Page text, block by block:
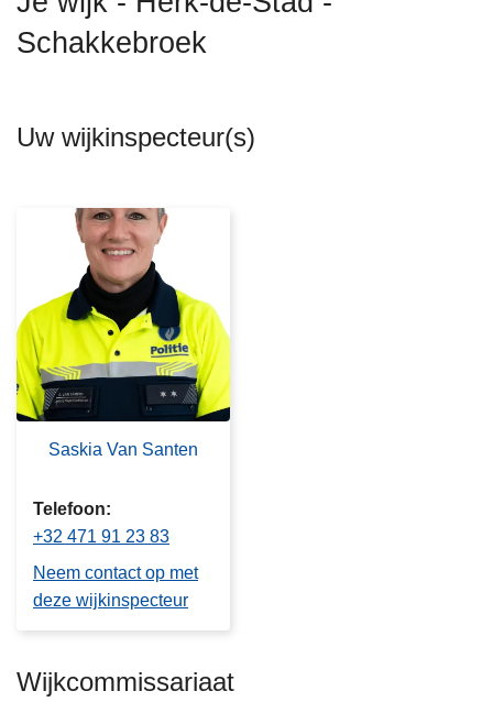
Schakkebroek
Uw wijkinspecteur(s)
Saskia Van Santen
Telefoon
+32 471 91 23 83
Neem contact op met
deze wijkinspecteur
Wijkcommissariaat